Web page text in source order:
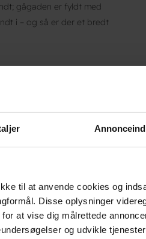
til at anvende cookies og
Disse oplysninger
at vise dig målrettede
og udvikle
gågaden er fyldt med
i – og så er der et bredt
– perfekt til både motion
hvilket betyder, at
service – lige fra værktøj
snyde dig selv for en tur
– hvor Danmarks
fattiggård formede sig så